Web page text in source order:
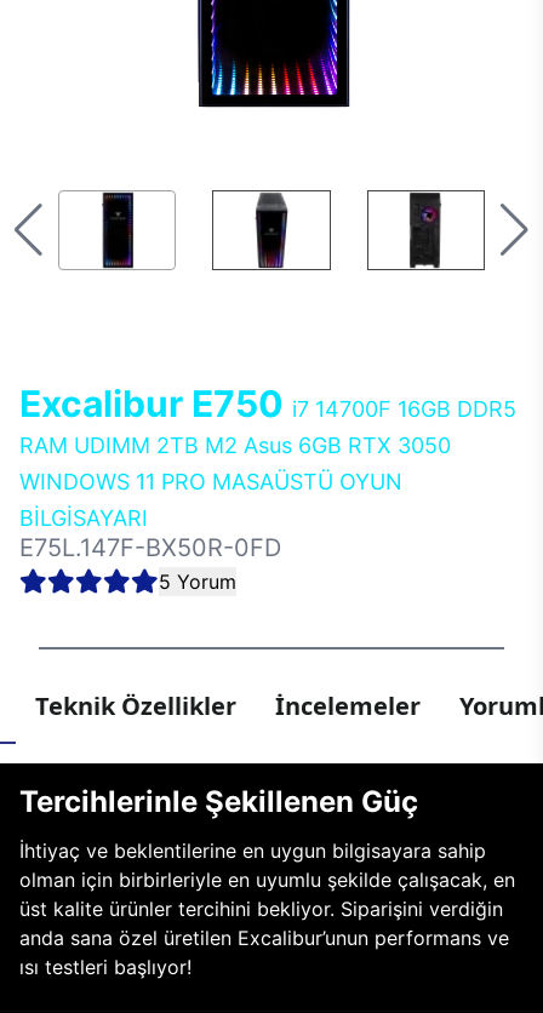
Excalibur E750 i7 14700F 16GB DDR5
RAM UDIMM 2TB M2 Asus 6GB RTX 3050
WINDOWS 11 PRO MASAÜSTÜ OYUN
BİLGİSAYARI
E75L.147F-BX50R-0FD
5 Yorum
Teknik Özellikler İncelemeler
Tercihlerinle Şekillenen Güç
İhtiyaç ve beklentilerine en uygun bilgisayara sahip
olman için birbirleriyle en uyumlu şekilde çalışacak, en
üst kalite ürünler tercihini bekliyor. Siparişini verdiğin
anda sana özel üretilen Excalibur’unun performans ve
ısı testleri başlıyor!